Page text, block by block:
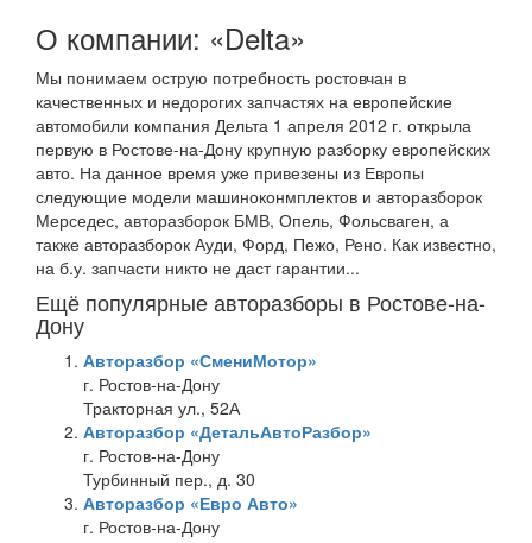
О компании: «Delta»
Мы понимаем острую потребность ростовчан в
качественных и недорогих запчастях на европейские
автомобили компания Дельта 1 апреля 2012 г. открыла
первую в Ростове-на-Дону крупную разборку европейских
авто. На данное время уже привезены из Европы
следующие модели машиноконмплектов и авторазборок
Мерседес, авторазборок БМВ, Опель, Фольсваген, а
также авторазборок Ауди, Форд, Пежо, Рено. Как известно,
на б.у. запчасти никто не даст гарантии...
Ещё популярные авторазборы в Ростове-на-
Дону
Авторазбор «СмениМотор»
г. Ростов-на-Дону
Тракторная ул., 52А
Авторазбор «ДетальАвтоРазбор»
г. Ростов-на-Дону
Турбинный пер., д. 30
Авторазбор «Евро Авто»
г. Ростов-на-Дону